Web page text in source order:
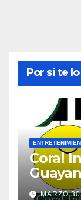
Por si te
Coral
MARZO